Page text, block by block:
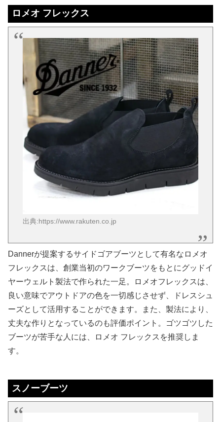
ロメオ フレックス
出典:https://www.rakuten.co.jp
Dannerが提案するサイドゴアブーツとして有名なロメオ
フレックスは、創業当初のワークブーツをもとにグッドイ
ヤーウェルト製法で作られた一足。ロメオフレックスは、
良い意味でアウトドアの色を一切感じさせず、ドレスシュ
ーズとして活用することができます。また、製法により、
丈夫な作りとなっているのも評価ポイント。ゴツゴツした
ブーツが苦手な人には、ロメオ フレックスを推奨しま
す。
スノーブーツ